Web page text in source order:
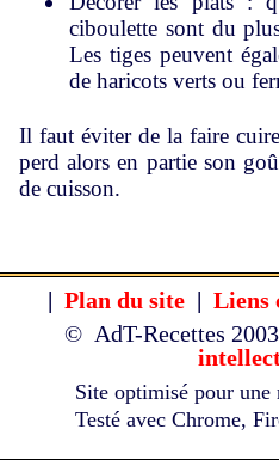
ciboulette sont du
Les tiges peuvent
de haricots verts ou
Il faut éviter de la faire
perd alors en partie son
de cuisson.
| Plan du site | Liens
© AdT-Recettes
Site optimisé pour
Testé avec Chrome,